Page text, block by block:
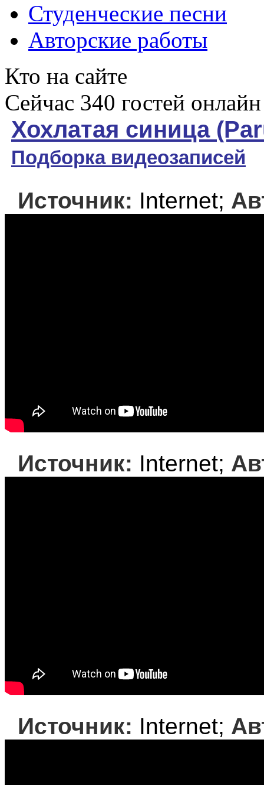
Студенческие песни
Авторские работы
Кто на сайте
Сейчас 340 гостей онлайн
Хохлатая синица
Подборка видеозаписей
Источник: Internet;
Источник: Internet;
Источник: Internet;